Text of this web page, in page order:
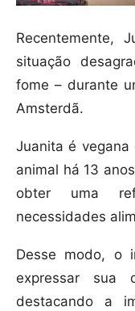
Recentemente,
situação
fome – durante
Amsterdã.
Juanita é vegana
animal há 13
obter uma
necessidades
Desse modo, o
expressar sua
destacando a